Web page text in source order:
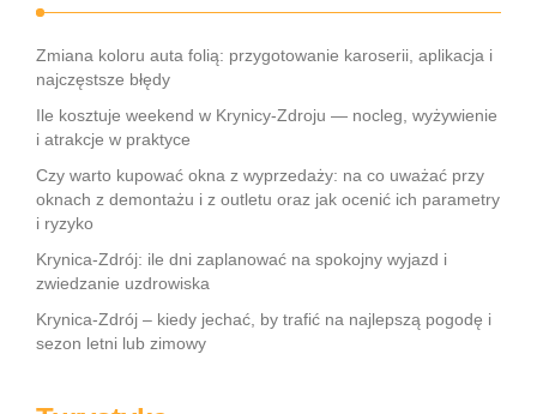
Zmiana koloru auta folią: przygotowanie karoserii, aplikacja i
najczęstsze błędy
Ile kosztuje weekend w Krynicy-Zdroju — nocleg, wyżywienie
i atrakcje w praktyce
Czy warto kupować okna z wyprzedaży: na co uważać przy
oknach z demontażu i z outletu oraz jak ocenić ich parametry
i ryzyko
Krynica-Zdrój: ile dni zaplanować na spokojny wyjazd i
zwiedzanie uzdrowiska
Krynica-Zdrój – kiedy jechać, by trafić na najlepszą pogodę i
sezon letni lub zimowy